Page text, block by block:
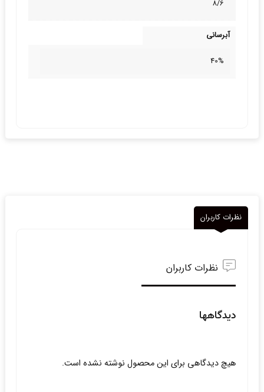
8/6
آبرسانی
40%
نظرات کاربران
نظرات کاربران
دیدگاهها
هیچ دیدگاهی برای این محصول نوشته نشده است.